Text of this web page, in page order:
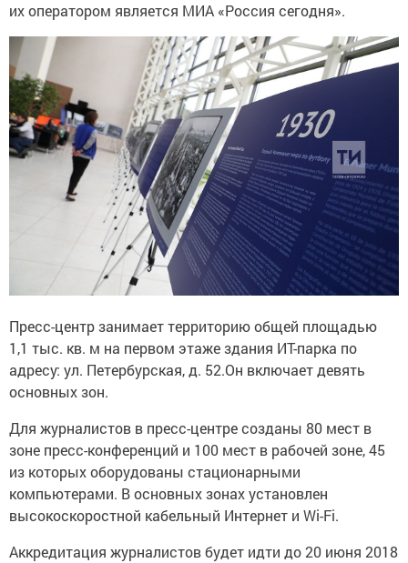
их оператором является МИА «Россия сегодня».
Пресс-центр занимает территорию общей площадью
1,1 тыс. кв. м на первом этаже здания ИТ-парка по
адресу: ул. Петербурская, д. 52.Он включает девять
основных зон.
Для журналистов в пресс-центре созданы 80 мест в
зоне пресс-конференций и 100 мест в рабочей зоне, 45
из которых оборудованы стационарными
компьютерами. В основных зонах установлен
высокоскоростной кабельный Интернет и Wi-Fi.
Аккредитация журналистов будет идти до 20 июня 2018